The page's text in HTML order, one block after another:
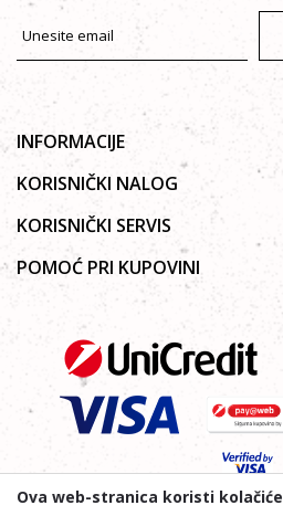
INFORMACIJE
O nama
Galerija
Saradnja
KORISNIČKI NALOG
Uputstvo za registraciju
Zaboravljena lozinka
Poručivanje
KORISNIČKI SERVIS
Politika privatnosti
Autorska prava
Uslovi korišćenja
Uslovi isporuke
Reklamacije
Plaćanje platnim karticama
POMOĆ PRI KUPOVINI
Kako kupiti online?
Najčešća pitanja
Ova web-stranica koristi kolačiće